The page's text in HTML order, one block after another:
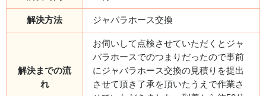
解決方法 ジャバラホース交換
解決までの流
れ
お伺いして点検させていただくとジャ
バラホースでのつまりだったので事前
にジャバラホース交換の見積りを提出
させて頂き了承を頂いたうえで作業さ